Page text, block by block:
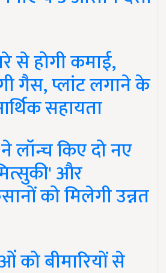
से होगी कमाई,
गैस, प्लांट लगाने के
सहायता
लॉन्च किए दो नए
और
को मिलेगी उन्नत
बीमारियों से